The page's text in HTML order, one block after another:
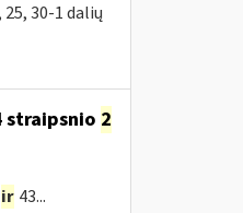
25, 30-1 dalių
straipsnio 2
ir 43...